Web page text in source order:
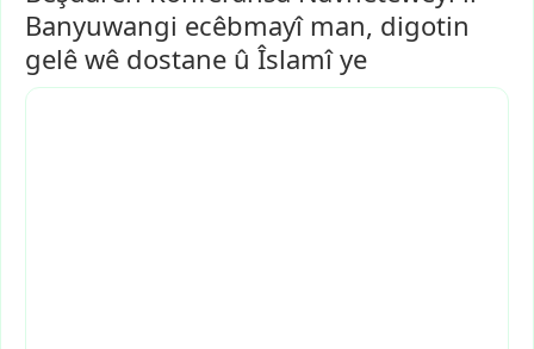
Banyuwangi ecêbmayî man, digotin
gelê wê dostane û Îslamî ye